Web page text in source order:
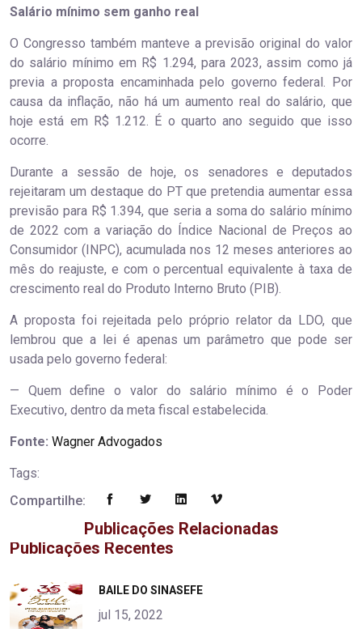
Salário mínimo sem ganho real
O Congresso também manteve a previsão original do valor
do salário mínimo em R$ 1.294, para 2023, assim como já
previa a proposta encaminhada pelo governo federal. Por
causa da inflação, não há um aumento real do salário, que
hoje está em R$ 1.212. É o quarto ano seguido que isso
ocorre.
Durante a sessão de hoje, os senadores e deputados
rejeitaram um destaque do PT que pretendia aumentar essa
previsão para R$ 1.394, que seria a soma do salário mínimo
de 2022 com a variação do Índice Nacional de Preços ao
Consumidor (INPC), acumulada nos 12 meses anteriores ao
mês do reajuste, e com o percentual equivalente à taxa de
crescimento real do Produto Interno Bruto (PIB).
A proposta foi rejeitada pelo próprio relator da LDO, que
lembrou que a lei é apenas um parâmetro que pode ser
usada pelo governo federal:
— Quem define o valor do salário mínimo é o Poder
Executivo, dentro da meta fiscal estabelecida.
Fonte: Wagner Advogados
Tags:
Compartilhe:
Publicações Relacionadas
Publicações Recentes
alt="product">
BAILE DO SINASEFE
jul 15, 2022